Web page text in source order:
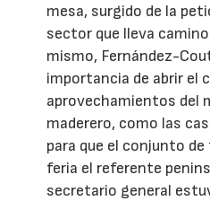
mesa, surgido de la
sector que lleva
mismo, Fernández-
importancia de abrir el
aprovechamientos del
maderero, como las
para que el conjunto
feria el referente
secretario general